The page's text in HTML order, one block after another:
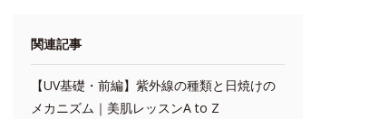
関連記事
【UV基礎・前編】紫外線の種類と日焼けの
メカニズム｜美肌レッスンA to Z